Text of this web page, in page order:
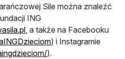
Sile można znaleźć
ING
otwiera się w nowej karcie
, a także na Facebooku
otwiera się w nowej
) i Instagramie
otwiera się w nowej
).